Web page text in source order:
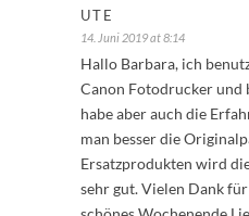
UTE
14. Juni 2019 at 8:14
Hallo Barbara, ich
Canon Fotodrucker und
habe aber auch die
man besser die
Ersatzprodukten wird
sehr gut. Vielen Dank